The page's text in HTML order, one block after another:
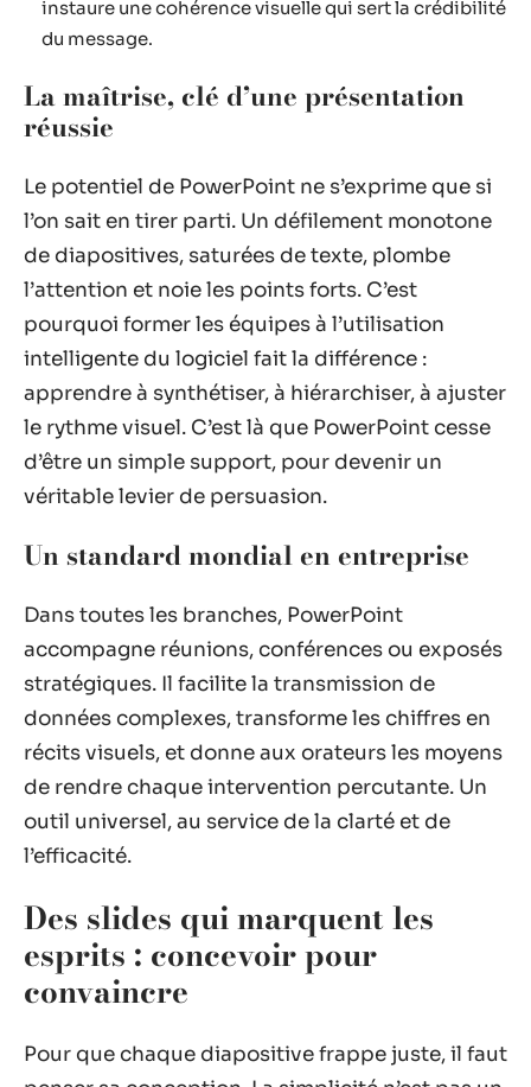
instaure une cohérence visuelle qui sert la crédibilité
du message.
La maîtrise, clé d’une présentation
réussie
Le potentiel de PowerPoint ne s’exprime que si
l’on sait en tirer parti. Un défilement monotone
de diapositives, saturées de texte, plombe
l’attention et noie les points forts. C’est
pourquoi former les équipes à l’utilisation
intelligente du logiciel fait la différence :
apprendre à synthétiser, à hiérarchiser, à ajuster
le rythme visuel. C’est là que PowerPoint cesse
d’être un simple support, pour devenir un
véritable levier de persuasion.
Un standard mondial en entreprise
Dans toutes les branches, PowerPoint
accompagne réunions, conférences ou exposés
stratégiques. Il facilite la transmission de
données complexes, transforme les chiffres en
récits visuels, et donne aux orateurs les moyens
de rendre chaque intervention percutante. Un
outil universel, au service de la clarté et de
l’efficacité.
Des slides qui marquent les
esprits : concevoir pour
convaincre
Pour que chaque diapositive frappe juste, il faut